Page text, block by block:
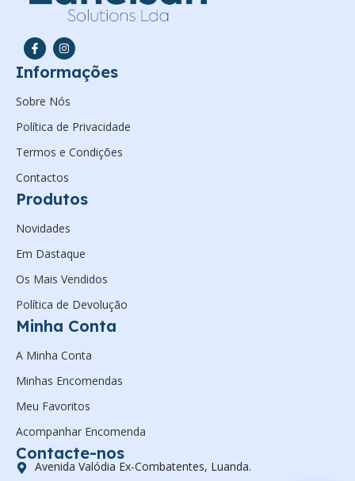
Informações
Sobre Nós
Política de Privacidade
Termos e Condições
Contactos
Produtos
Novidades
Em Dastaque
Os Mais Vendidos
Política de Devolução
Minha Conta
A Minha Conta
Minhas Encomendas
Meu Favoritos
Acompanhar Encomenda
Contacte-nos
Avenida Valódia Ex-Combatentes, Luanda.